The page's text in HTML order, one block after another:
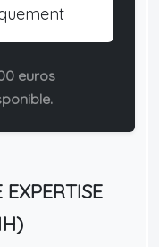
euros